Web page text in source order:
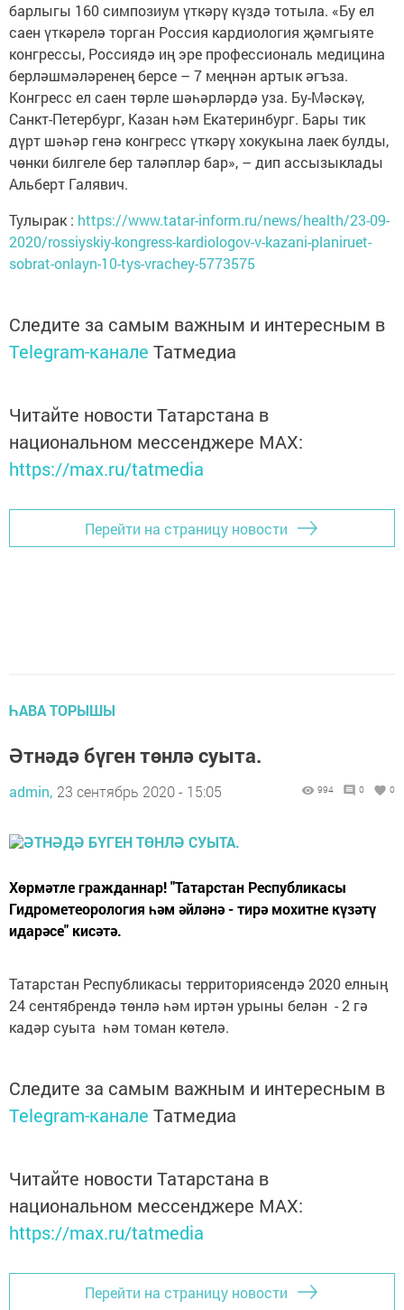
барлыгы 160 симпозиум үткәрү күздә тотыла. «Бу ел
саен үткәрелә торган Россия кардиология җәмгыяте
конгрессы, Россиядә иң эре профессиональ медицина
берләшмәләренең берсе – 7 меңнән артык әгъза.
Конгресс ел саен төрле шәһәрләрдә уза. Бу-Мәскәү,
Санкт-Петербург, Казан һәм Екатеринбург. Бары тик
дүрт шәһәр генә конгресс үткәрү хокукына лаек булды,
чөнки билгеле бер таләпләр бар», – дип ассызыклады
Альберт Галявич.
Тулырак : https://www.tatar-inform.ru/news/health/23-09-
2020/rossiyskiy-kongress-kardiologov-v-kazani-planiruet-
sobrat-onlayn-10-tys-vrachey-5773575
Следите за самым важным и интересным в
Telegram-канале Татмедиа
Читайте новости Татарстана в
национальном мессенджере MАХ:
https://max.ru/tatmedia
Перейти на страницу новости
ҺАВА ТОРЫШЫ
Әтнәдә бүген төнлә суыта.
admin, 23 сентябрь 2020 - 15:05 994 0 0
Хөрмәтле гражданнар! "Татарстан Республикасы
Гидрометеорология һәм әйләнә - тирә мохитне күзәтү
идарәсе" кисәтә.
Татарстан Республикасы территориясендә 2020 елның
24 сентябрендә төнлә һәм иртән урыны белән - 2 гә
кадәр суыта һәм томан көтелә.
Следите за самым важным и интересным в
Telegram-канале Татмедиа
Читайте новости Татарстана в
национальном мессенджере MАХ:
https://max.ru/tatmedia
Перейти на страницу новости